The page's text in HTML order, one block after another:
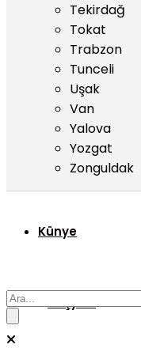
Tekirdağ
Tokat
Trabzon
Tunceli
Uşak
Van
Yalova
Yozgat
Zonguldak
Künye
Başyazı